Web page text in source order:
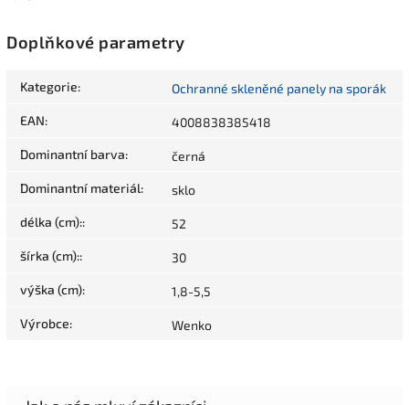
Doplňkové parametry
Kategorie: Ochranné skleněné panely na sporák
EAN: 4008838385418
Dominantní barva: černá
Dominantní materiál: sklo
délka (cm):: 52
šírka (cm):: 30
výška (cm): 1,8-5,5
Výrobce: Wenko